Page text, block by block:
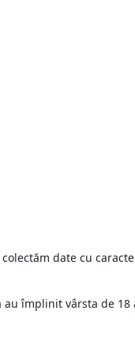
date cu
împlinit vârsta de 18